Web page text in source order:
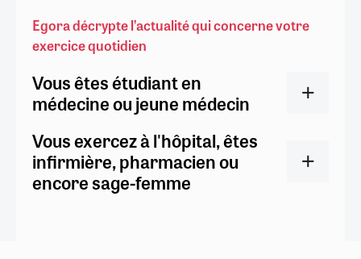
Egora décrypte l’actualité qui concerne votre
exercice quotidien
Vous êtes étudiant en
médecine ou jeune médecin
Vous exercez à l'hôpital, êtes
infirmière, pharmacien ou
encore sage-femme